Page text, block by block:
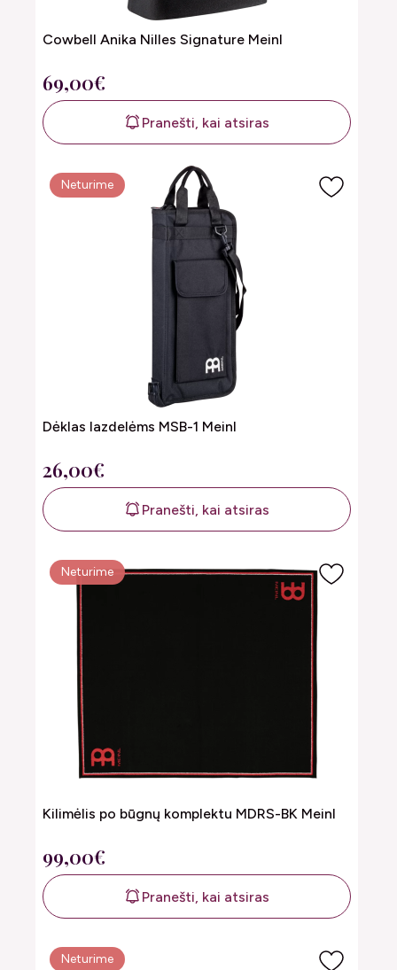
Cowbell Anika Nilles Signature Meinl
69,00€
Pranešti, kai atsiras
Neturime
Dėklas lazdelėms MSB-1 Meinl
26,00€
Pranešti, kai atsiras
Neturime
Kilimėlis po būgnų komplektu MDRS-BK Meinl
99,00€
Pranešti, kai atsiras
Neturime